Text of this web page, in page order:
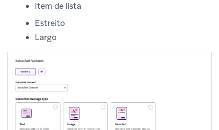
Item de lista
Estreito
Largo